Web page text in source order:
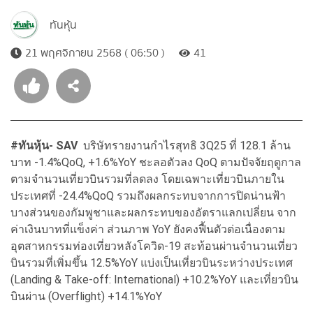
ทันหุ้น
21 พฤศจิกายน 2568 ( 06:50 )
41
#ทันหุ้น- SAVบริษัทรายงานกำไรสุทธิ 3Q25 ที่ 128.1 ล้าน
บาท -1.4%QoQ, +1.6%YoY ชะลอตัวลง QoQ ตามปัจจัยฤดูกาล
ตามจำนวนเที่ยวบินรวมที่ลดลง โดยเฉพาะเที่ยวบินภายใน
ประเทศที่ -24.4%QoQ รวมถึงผลกระทบจากการปิดน่านฟ้า
บางส่วนของกัมพูชาและผลกระทบของอัตราแลกเปลี่ยน จาก
ค่าเงินบาทที่แข็งค่า ส่วนภาพ YoY ยังคงฟื้นตัวต่อเนื่องตาม
อุตสาหกรรมท่องเที่ยวหลังโควิด-19 สะท้อนผ่านจำนวนเที่ยว
บินรวมที่เพิ่มขึ้น 12.5%YoY แบ่งเป็นเที่ยวบินระหว่างประเทศ
(Landing & Take-off: International) +10.2%YoY และเที่ยวบิน
บินผ่าน (Overflight) +14.1%YoY